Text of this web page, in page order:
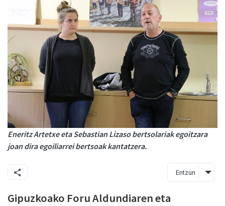
Eneritz Artetxe eta Sebastian Lizaso bertsolariak egoitzara
joan dira egoiliarrei bertsoak kantatzera.
Entzun
Gipuzkoako Foru Aldundiaren eta